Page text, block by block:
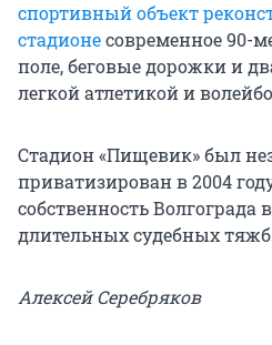
спортивный объект
стадионесовременное 90-
поле, беговые дорожки и
легкой атлетикой и
Стадион «Пищевик» был
приватизирован в 2004
собственность Волгограда
длительных судебных
Алексей Серебряков